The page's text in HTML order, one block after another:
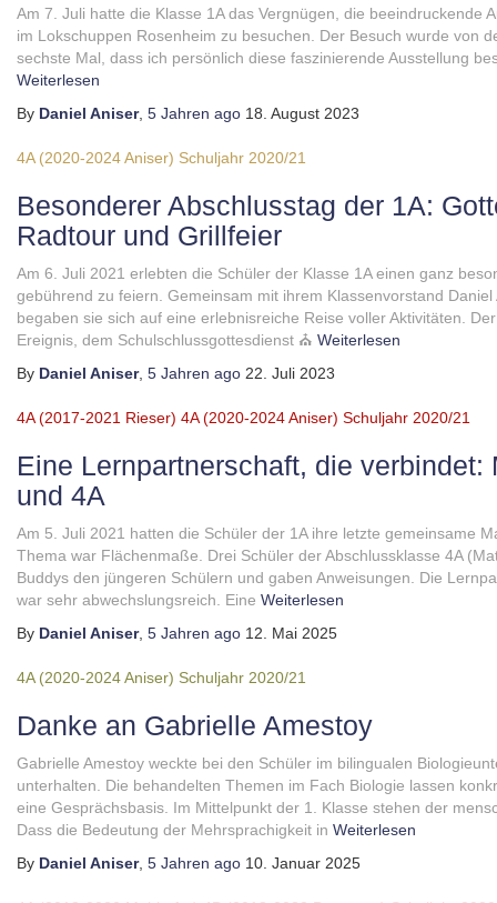
Am 7. Juli hatte die Klasse 1A das Vergnügen, die beeindruckende
im Lokschuppen Rosenheim zu besuchen. Der Besuch wurde von
sechste Mal, dass ich persönlich diese faszinierende Ausstellung
Weiterlesen
By Daniel Aniser, 5 Jahren ago 18. August 2023
4A (2020-2024 Aniser) Schuljahr 2020/21
Besonderer Abschlusstag der 1A:
Radtour und Grillfeier
Am 6. Juli 2021 erlebten die Schüler der Klasse 1A einen ganz
gebührend zu feiern. Gemeinsam mit ihrem Klassenvorstand
begaben sie sich auf eine erlebnisreiche Reise voller Aktivitäten.
Ereignis, dem Schulschlussgottesdienst ⛪ Weiterlesen
By Daniel Aniser, 5 Jahren ago 22. Juli 2023
4A (2017-2021 Rieser) 4A (2020-2024 Aniser) Schuljahr 2020/21
Eine Lernpartnerschaft, die
und 4A
Am 5. Juli 2021 hatten die Schüler der 1A ihre letzte gemeinsame
Thema war Flächenmaße. Drei Schüler der Abschlussklasse 4A
Buddys den jüngeren Schülern und gaben Anweisungen. Die
war sehr abwechslungsreich. Eine Weiterlesen
By Daniel Aniser, 5 Jahren ago 12. Mai 2025
4A (2020-2024 Aniser) Schuljahr 2020/21
Danke an Gabrielle Amestoy
Gabrielle Amestoy weckte bei den Schüler im bilingualen
unterhalten. Die behandelten Themen im Fach Biologie lassen
eine Gesprächsbasis. Im Mittelpunkt der 1. Klasse stehen der
Dass die Bedeutung der Mehrsprachigkeit in Weiterlesen
By Daniel Aniser, 5 Jahren ago 10. Januar 2025